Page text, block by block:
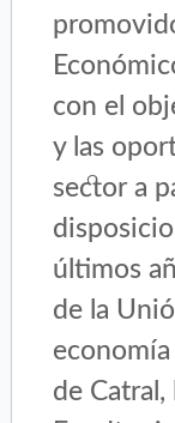
con el
y las
sector a
últimos
de la
de Catral,